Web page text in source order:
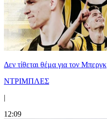
Δεν τίθεται θέμα για τον Μπεργκ
ΝΤΡΙΜΠΛΕΣ
|
12:09